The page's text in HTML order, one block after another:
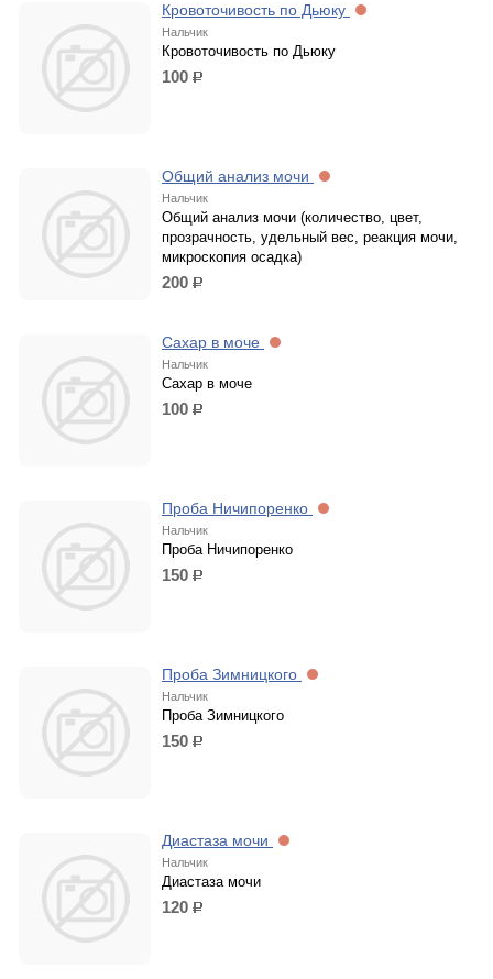
Кровоточивость по Дьюку
Нальчик
Кровоточивость по Дьюку
100 р.
Общий анализ мочи
Нальчик
Общий анализ мочи (количество, цвет,
прозрачность, удельный вес, реакция мочи,
микроскопия осадка)
200 р.
Сахар в моче
Нальчик
Сахар в моче
100 р.
Проба Ничипоренко
Нальчик
Проба Ничипоренко
150 р.
Проба Зимницкого
Нальчик
Проба Зимницкого
150 р.
Диастаза мочи
Нальчик
Диастаза мочи
120 р.